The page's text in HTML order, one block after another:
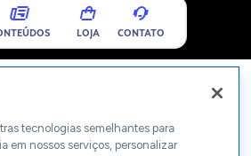
LOJA CONTATO
tecnologias semelhantes para
em nossos serviços, personalizar